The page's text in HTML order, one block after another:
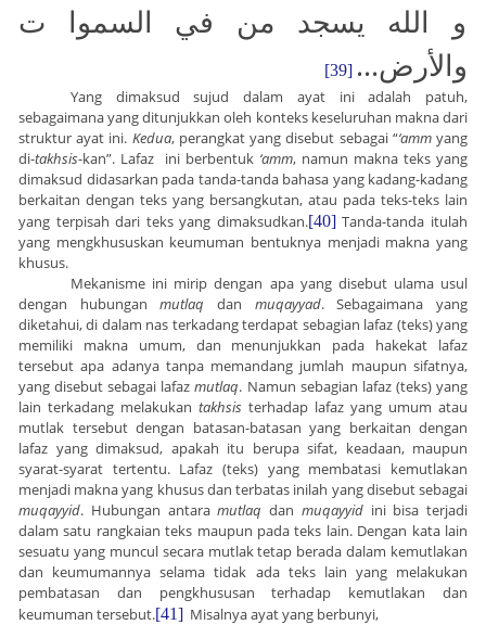
و الله يسجد من في السموا ت
والأرض...
[39]
Yang dimaksud sujud dalam ayat ini adalah patuh,
sebagaimana yang ditunjukkan oleh konteks keseluruhan makna dari
struktur ayat ini. Kedua, perangkat yang disebut sebagai “‘ammyang
di-takhsis-kan”. Lafaz ini berbentuk ‘amm, namun makna teks yang
dimaksud didasarkan pada tanda-tanda bahasa yang kadang-kadang
berkaitan dengan teks yang bersangkutan, atau pada teks-teks lain
yang terpisah dari teks yang dimaksudkan.[40]Tanda-tanda itulah
yang mengkhususkan keumuman bentuknya menjadi makna yang
khusus.
Mekanisme ini mirip dengan apa yang disebut ulama usul
dengan hubunganmutlaq dan muqayyad. Sebagaimana yang
diketahui, di dalam nas terkadang terdapat sebagian lafaz (teks) yang
memiliki makna umum, dan menunjukkan pada hakekat lafaz
tersebut apa adanya tanpa memandang jumlah maupun sifatnya,
yang disebut sebagai lafazmutlaq. Namun sebagian lafaz (teks) yang
lain terkadang melakukan takhsis terhadap lafaz yang umum atau
mutlak tersebut dengan batasan-batasan yang berkaitan dengan
lafaz yang dimaksud, apakah itu berupa sifat, keadaan, maupun
syarat-syarat tertentu. Lafaz (teks) yang membatasi kemutlakan
menjadi makna yang khusus dan terbatas inilah yang disebut sebagai
muqayyid. Hubungan antaramutlaq dan muqayyidini bisa terjadi
dalam satu rangkaian teks maupun pada teks lain. Dengan kata lain
sesuatu yang muncul secara mutlak tetap berada dalam kemutlakan
dan keumumannya selama tidak ada teks lain yang melakukan
pembatasan dan pengkhususan terhadap kemutlakan dan
keumuman tersebut.[41] Misalnya ayat yang berbunyi,